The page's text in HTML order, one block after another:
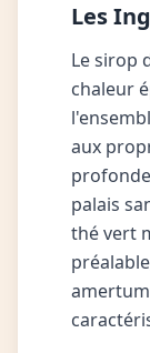
Les
Le sirop
chaleur
aux
palais
thé vert